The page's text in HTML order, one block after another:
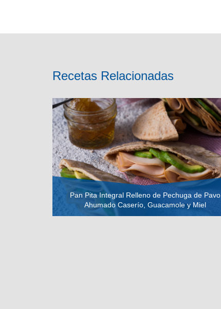
Recetas Relacionadas
Pan Pita Integral Relleno de Pechuga de Pavo
Ahumado Caserío, Guacamole y Miel